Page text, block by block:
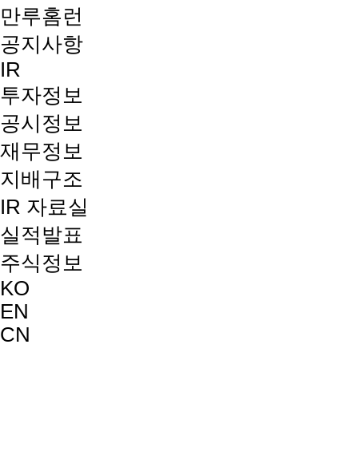
만루홈런
공지사항
IR
투자정보
공시정보
재무정보
지배구조
IR 자료실
실적발표
주식정보
KO
EN
CN